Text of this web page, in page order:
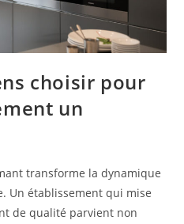
choisir pour
un
transforme la dynamique
Un établissement qui mise
de qualité parvient non